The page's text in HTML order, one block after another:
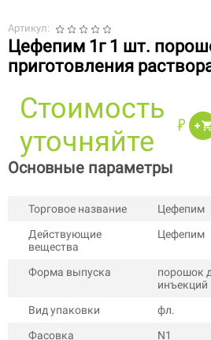
Артикул:
Цефепим 1г 1 шт.
приготовления
Стоимость
уточняйте
Основные параметры
Торговое название
Цефепим
Действующие
вещества
Цефепим
Форма выпуска
порошок
инъекций
Вид упаковки
фл.
Фасовка
N1